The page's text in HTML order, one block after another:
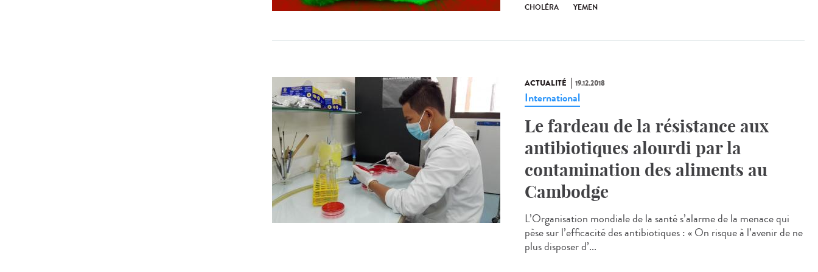
CHOLÉRA YEMEN
ACTUALITÉ 19.12.2018
International
Le fardeau de la résistance aux
antibiotiques alourdi par la
contamination des aliments au
Cambodge
L’Organisation mondiale de la santé s’alarme de la menace qui
pèse sur l’efficacité des antibiotiques : « On risque à l’avenir de ne
plus disposer d’...